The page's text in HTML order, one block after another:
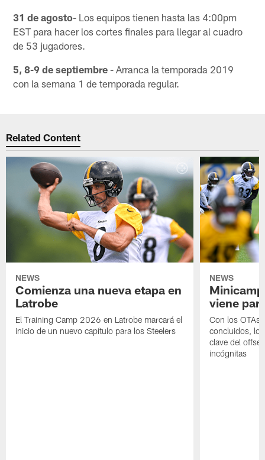
31 de agosto- Los equipos tienen hasta las 4:00pm
EST para hacer los cortes finales para llegar al cuadro
de 53 jugadores.
5, 8-9 de septiembre - Arranca la temporada 2019
con la semana 1 de temporada regular.
Related Content
NEWS
Comienza una nueva etapa en
Latrobe
El Training Camp 2026 en Latrobe marcará el
inicio de un nuevo capítulo para los Steelers
NEWS
viene
Con los OTAs
concluidos,
clave del
incógnitas